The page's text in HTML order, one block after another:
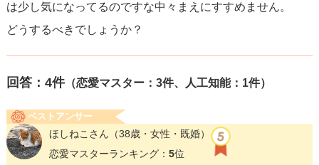
は少し気になってるのですな中々まえにすすめません。
どうするべきでしょうか？
回答： 4件（恋愛マスター：3件、人工知能：1件）
ベストアンサー
ほしねこさん （38歳・女性・既婚）
恋愛マスターランキング： 5位